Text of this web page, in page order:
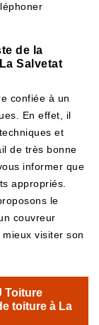
de la
Salvetat
confiée à un
En effet, il
et
de très bonne
informer que
appropriés.
le
couvreur
visiter son
Toiture
toiture à La